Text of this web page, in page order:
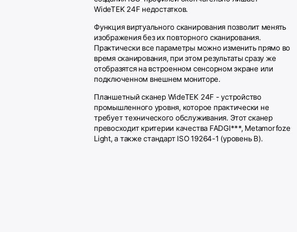
WideTEK 24F недостатков.
Функция виртуального сканирования позволит менять
изображения без их повторного сканирования.
Практически все параметры можно изменить прямо во
время сканирования, при этом результаты сразу же
отобразятся на встроенном сенсорном экране или
подключенном внешнем мониторе.
Планшетный сканер WideTEK 24F - устройство
промышленного уровня, которое практически не
требует технического обслуживания. Этот сканер
превосходит критерии качества FADGI***, Metamorfoze
Light, а также стандарт ISO 19264-1 (уровень B).